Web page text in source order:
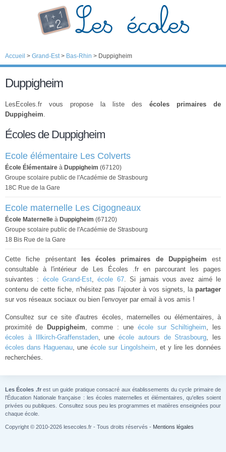
Accueil > Grand-Est> Bas-Rhin > Duppigheim
Duppigheim
LesEcoles.fr vous propose la liste des écoles primaires de
Duppigheim.
Écoles de Duppigheim
Ecole élémentaire Les Colverts
École Élémentaire à Duppigheim (67120)
Groupe scolaire public de l'Académie de Strasbourg
18C Rue de la Gare
Ecole maternelle Les Cigogneaux
École Maternelle à Duppigheim (67120)
Groupe scolaire public de l'Académie de Strasbourg
18 Bis Rue de la Gare
Cette fiche présentant les écoles primaires de Duppigheim est
consultable à l'intérieur de Les Écoles .fr en parcourant les pages
suivantes : école Grand-Est,école 67. Si jamais vous avez aimé le
contenu de cette fiche, n'hésitez pas l'ajouter à vos signets, la partager
sur vos réseaux sociaux ou bien l'envoyer par email à vos amis !
Consultez sur ce site d'autres écoles, maternelles ou élémentaires, à
proximité de
Duppigheim, comme : une école sur Schiltigheim, les
écoles à Illkirch-Graffenstaden, une école autours de Strasbourg, les
écoles dans Haguenau, uneécole sur Lingolsheim, et y lire les données
recherchées.
Les Écoles .frest un guide pratique consacré aux établissements du cycle primaire de
l'Éducation Nationale française : les écoles maternelles et élémentaires, qu'elles soient
privées ou publiques. Consultez sous peu les programmes et matières enseignées pour
chaque école.
Copyright © 2010-2026 lesecoles.fr - Tous droits réservés - Mentions légales